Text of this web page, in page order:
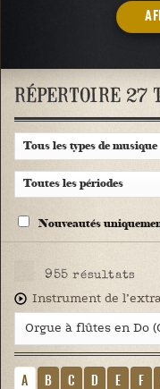
RÉPERTOIRE 27
Nouveautés
955 résultats
Instrument de
A B C D E F